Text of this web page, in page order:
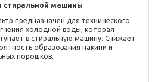
стиральной машины
предназначен для технического
холодной воды, которая
в стиральную машину. Снижает
образования накипи и
порошков.